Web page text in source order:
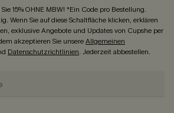
15% OHNE MBW! *Ein Code pro Bestellung.
Wenn Sie auf diese Schaltfläche klicken, erklären
exklusive Angebote und Updates von Cupshe per
akzeptieren Sie unsereAllgemeinen
Datenschutzrichtlinien. Jederzeit abbestellen.